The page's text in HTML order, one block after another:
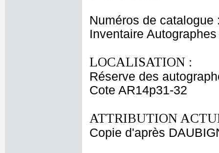
Numéros de catalogue
Inventaire
LOCALISATION :
Réserve des
Cote AR14p31-32
ATTRIBUTION
Copie d'après